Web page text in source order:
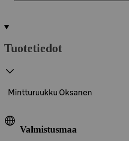
Tuotetiedot
Mintturuukku Oksanen
Valmistusmaa